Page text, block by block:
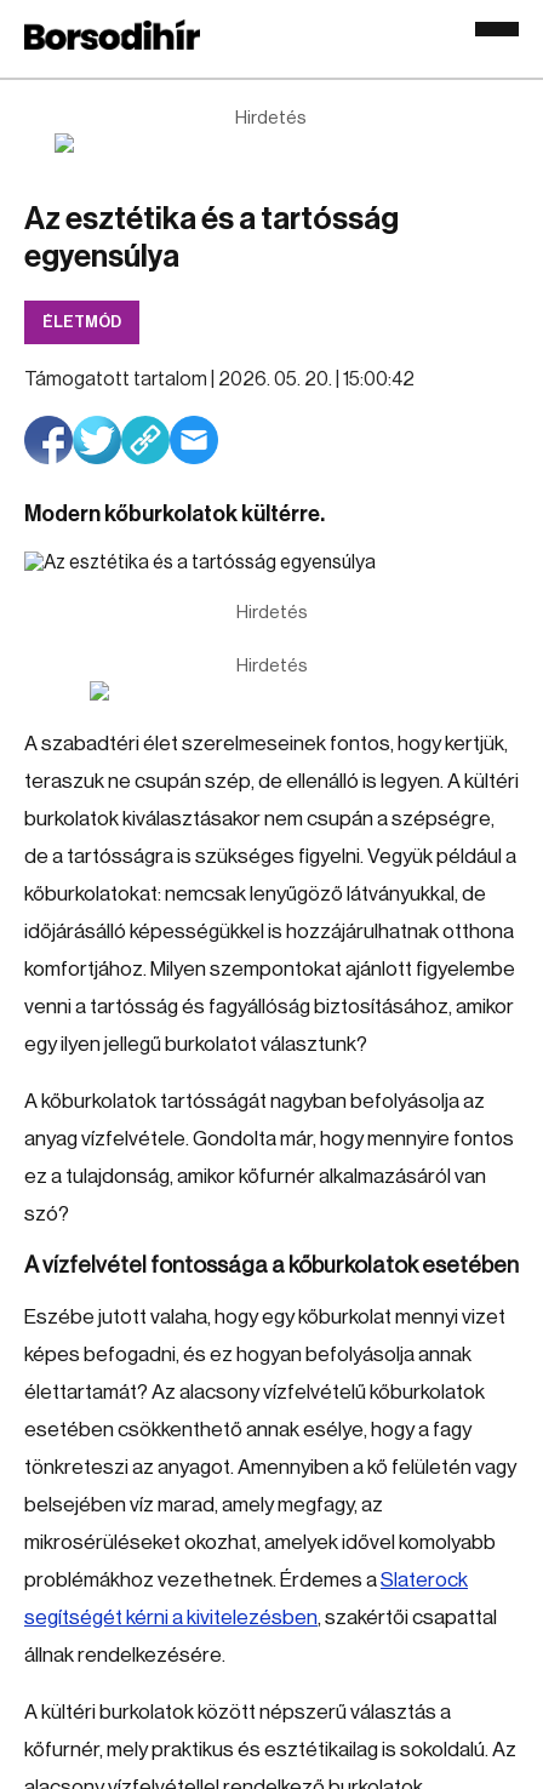
Hirdetés
Az esztétika és a tartósság
egyensúlya
ÉLETMÓD
Támogatott tartalom | 2026. 05. 20. | 15:00:42
Modern kőburkolatok kültérre.
Hirdetés
Hirdetés
A szabadtéri élet szerelmeseinek fontos, hogy kertjük,
teraszuk ne csupán szép, de ellenálló is legyen. A kültéri
burkolatok kiválasztásakor nem csupán a szépségre,
de a tartósságra is szükséges figyelni. Vegyük például a
kőburkolatokat: nemcsak lenyűgöző látványukkal, de
időjárásálló képességükkel is hozzájárulhatnak otthona
komfortjához. Milyen szempontokat ajánlott figyelembe
venni a tartósság és fagyállóság biztosításához, amikor
egy ilyen jellegű burkolatot választunk?
A kőburkolatok tartósságát nagyban befolyásolja az
anyag vízfelvétele. Gondolta már, hogy mennyire fontos
ez a tulajdonság, amikor kőfurnér alkalmazásáról van
szó?
A vízfelvétel fontossága a kőburkolatok esetében
Eszébe jutott valaha, hogy egy kőburkolat mennyi vizet
képes befogadni, és ez hogyan befolyásolja annak
élettartamát? Az alacsony vízfelvételű kőburkolatok
esetében csökkenthető annak esélye, hogy a fagy
tönkreteszi az anyagot. Amennyiben a kő felületén vagy
belsejében víz marad, amely megfagy, az
mikrosérüléseket okozhat, amelyek idővel komolyabb
problémákhoz vezethetnek. Érdemes aSlaterock
segítségét kérni a kivitelezésben, szakértői csapattal
állnak rendelkezésére.
A kültéri burkolatok között népszerű választás a
kőfurnér, mely praktikus és esztétikailag is sokoldalú. Az